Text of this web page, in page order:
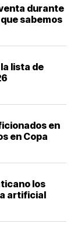
durante
sabemos
lista de
en
en Copa
los
artificial